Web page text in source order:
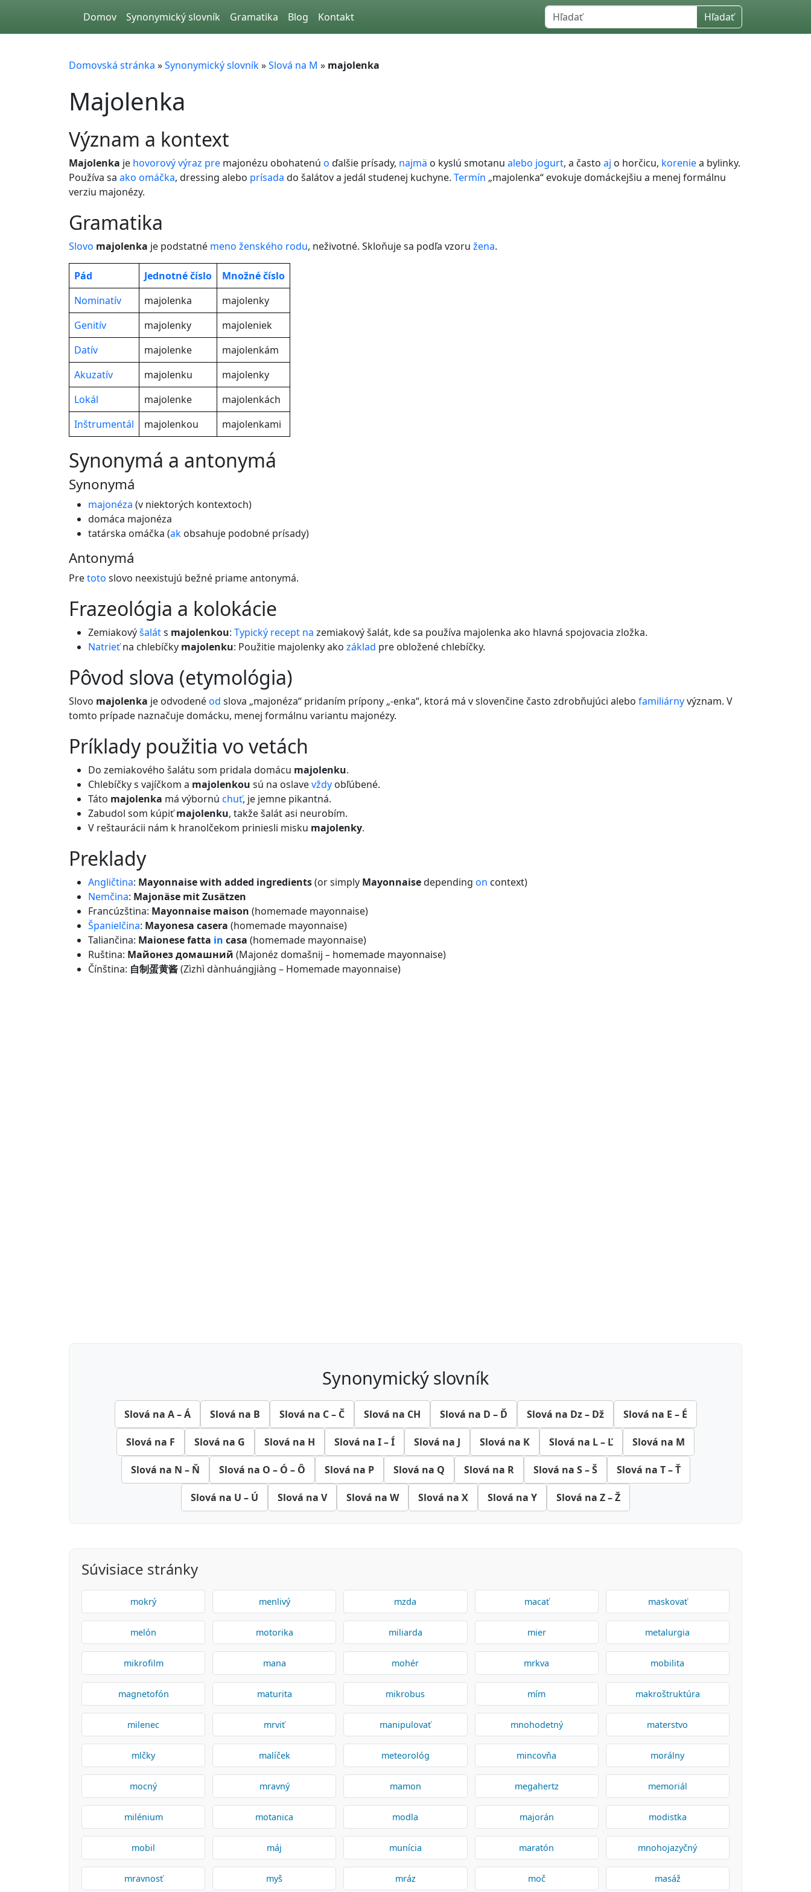
Domov Synonymický slovník Gramatika Blog Kontakt Hľadať
Domovská stránka »Synonymický slovník»Slová na M » majolenka
Majolenka
význam a kontext
Majolenka je hovorovývýraz pre majonézu obohatenú o ďalšie prísady, najmä o kyslú smotanu alebo jogurt, a často aj o horčicu, koreniea bylinky.
Používa sa ako omáčka, dressing alebo prísada do šalátov a jedál studenej kuchyne. Termín „majolenka“ evokuje domáckejšiu a menej formálnu
verziu majonézy.
gramatika
Slovo majolenka je podstatné meno ženského rodu, neživotné. Skloňuje sa podľa vzoru žena.
Pád Jednotnéčíslo
Množné číslo
Nominatív
majolenka
majolenky
Genitív
majolenky
majoleniek
Datív
majolenke
majolenkám
Akuzatív
majolenku
majolenky
Lokál
majolenke
majolenkách
Inštrumentál
majolenkou majolenkami
synonymá a antonymá
Synonymá
majonéza (v niektorých kontextoch)
domáca majonéza
tatárska omáčka (ak obsahuje podobné prísady)
Antonymá
Pretoto slovo neexistujú bežné priame antonymá.
frazeológia a kolokácie
Zemiakovýšaláts majolenkou: Typický recept na zemiakový šalát, kde sa používa majolenka ako hlavná spojovacia zložka.
Natrieťna chlebíčky majolenku: Použitie majolenky ako základ pre obložené chlebíčky.
pôvod slova (etymológia)
Slovo majolenka je odvodenéod slova „majonéza“ pridaním prípony „-enka“, ktorá má v slovenčine často zdrobňujúci alebo familiárnyvýznam. V
tomto prípade naznačuje domácku, menej formálnu variantu majonézy.
príklady použitia vo vetách
Do zemiakového šalátu som pridala domácu majolenku.
Chlebíčky s vajíčkom a majolenkou sú na oslavevždy obľúbené.
Táto majolenka má výbornú chuť, je jemne pikantná.
Zabudol som kúpiťmajolenku, takže šalát asi neurobím.
V reštaurácii nám k hranolčekom priniesli misku majolenky.
preklady
Angličtina: Mayonnaise with added ingredients(or simply Mayonnaisedepending on context)
Nemčina: Majonäse mit Zusätzen
Francúzština: Mayonnaise maison (homemade mayonnaise)
Španielčina: Mayonesa casera (homemade mayonnaise)
Taliančina: Maionese fatta in casa (homemade mayonnaise)
Ruština: Майонез домашний (Majonéz domašnij – homemade mayonnaise)
Čínština: 自制蛋黄酱(Zìzhì dànhuángjiàng – Homemade mayonnaise)
synonymický slovník
Slová na A – Á Slová na B Slová na C – Č Slová na CH Slová na D – Ď Slová na Dz – Dž Slová na E – É
Slová na F Slová na G Slová na H Slová na I – Í Slová na J Slová na K Slová na L – Ľ Slová na M
Slová na N – Ň Slová na O – Ó – Ô Slová na P Slová na Q Slová na R Slová na S – Š Slová na T – Ť
Slová na U – Ú Slová na V Slová na W Slová na X Slová na Y Slová na Z – Ž
Súvisiace stránky
mokrý menlivý mzda macať maskovať
melón motorika miliarda mier metalurgia
mikrofilm mana mohér mrkva mobilita
magnetofón maturita mikrobus mím makroštruktúra
milenec mrviť manipulovať mnohodetný materstvo
mlčky malíček meteorológ mincovňa morálny
mocný mravný mamon megahertz memoriál
milénium motanica modla majorán modistka
mobil máj munícia maratón mnohojazyčný
mravnosť myš mráz moč masáž